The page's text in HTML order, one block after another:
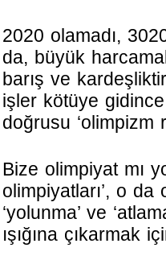
2020 olamadı,
da, büyük
barış ve
işler kötüye
doğrusu ‘olimpizm
Bize olimpiyat mı
olimpiyatları’, o da
‘yolunma’ ve
ışığına çıkarmak